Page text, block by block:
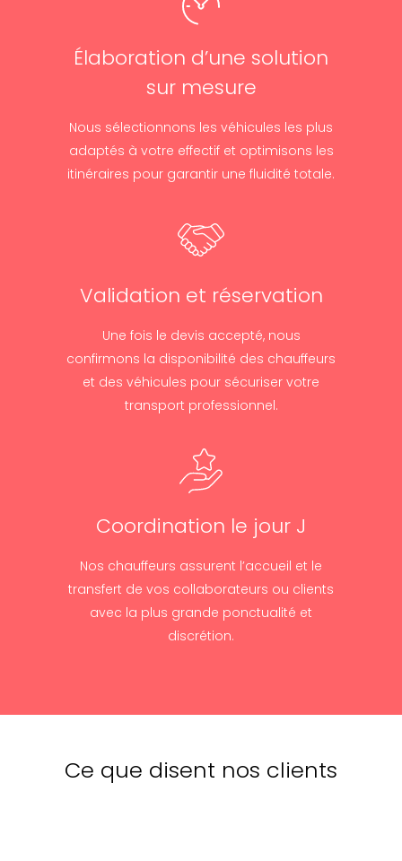
Élaboration d’une solution
sur mesure
Nous sélectionnons les véhicules les plus
adaptés à votre effectif et optimisons les
itinéraires pour garantir une fluidité totale.
Validation et réservation
Une fois le devis accepté, nous
confirmons la disponibilité des chauffeurs
et des véhicules pour sécuriser votre
transport professionnel.
Coordination le jour J
Nos chauffeurs assurent l’accueil et le
transfert de vos collaborateurs ou clients
avec la plus grande ponctualité et
discrétion.
Ce que disent nos clients